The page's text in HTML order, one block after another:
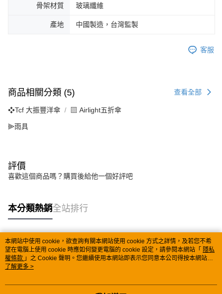
骨架材質 玻璃纖維
產地 中國製造，台灣監製
客服
商品相關分類 (5) 查看全部
❖Tcf 大振豐洋傘 ▧ Airlight五折傘
⫸雨具
評價
喜歡這個商品嗎？購買後給他一個好評吧
本分類熱銷全站排行
熱門標籤
本網站中使用 cookie，欲查詢有關本網站使用 cookie 方式之詳情，及若您不希
望在電腦上使用 cookie 時應如何變更電腦的 cookie 設定，請參閱本網站「 隱私
權條款 」之 Cookie 聲明。您繼續使用本網站即表示您同意本公司得按本網站使
用條款之 Cookie 聲明使用 cookie。
了解更多 >